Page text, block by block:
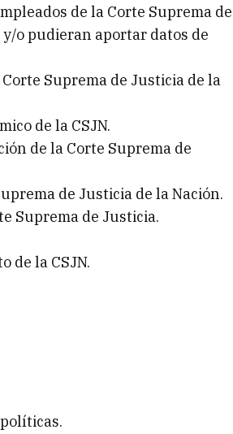
de la Corte Suprema de
o pudieran aportar datos de
Suprema de Justicia de la
de la CSJN.
de la Corte Suprema de
de Justicia de la Nación.
Suprema de Justicia.
de la CSJN.